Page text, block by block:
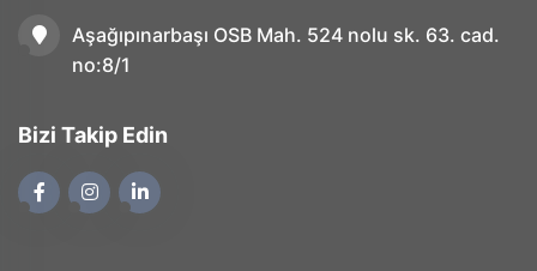
Aşağıpınarbaşı OSB Mah. 524 nolu sk. 63. cad.
no:8/1
Bizi Takip Edin